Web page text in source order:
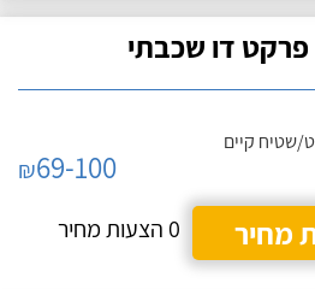
דו שכבתי
שטיח קיים
₪69-100
מחיר
0 הצעות מחיר